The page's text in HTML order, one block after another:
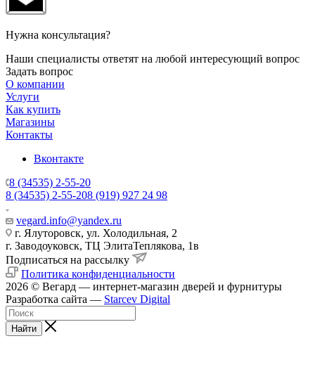
Нужна консультация?
Наши специалисты ответят на любой интересующий вопрос
Задать вопрос
О компании
Услуги
Как купить
Магазины
Контакты
Вконтакте
8 (34535) 2-55-20
8 (34535) 2-55-208 (919) 927 24 98
vegard.info@yandex.ru
г. Ялуторовск, ул. Холодильная, 2
г. Заводоуковск, ​ТЦ Элита​Теплякова, 1в
Подписаться на рассылку
Политика конфиденциальности
2026 © Вегард — интернет-магазин дверей и фурнитуры
Разработка сайта — Starcev Digital
Найти